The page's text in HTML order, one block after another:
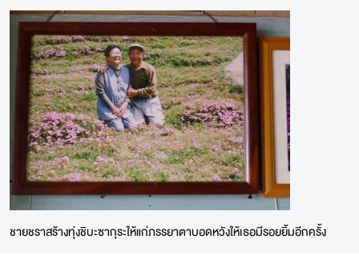
ชายชราสร้างทุ่งชิบะซากุระให้แก่ภรรยาตาบอดหวังให้เธอมีรอยยิ้มอีกครั้ง